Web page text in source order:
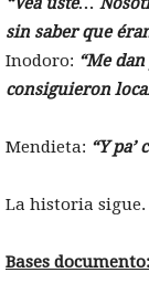
sin saber que
Inodoro: “Me
consiguieron
Mendieta: “Y
La historia sigue.
Bases documento: